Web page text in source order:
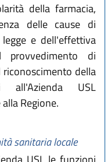
della farmacia,
delle cause di
e dell'effettiva
provvedimento di
della
all'Azienda USL
Regione.
sanitaria locale